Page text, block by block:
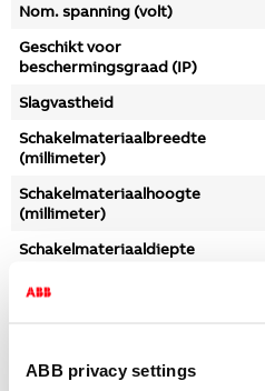
ABB privacy settings
Nom. spanning (volt)
Geschikt voor
beschermingsgraad (IP)
Slagvastheid
Schakelmateriaalbreedte
(millimeter)
Schakelmateriaalhoogte
(millimeter)
Schakelmateriaaldiepte
Triton
Aantal actieve contacten (vlak)